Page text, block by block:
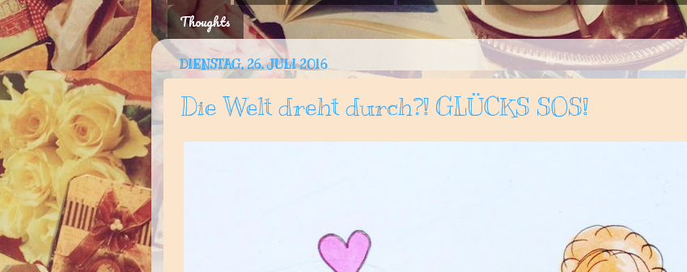
Thoughts
DIENSTAG, 26. JULI 2016
Die Welt dreht durch?! GLÜCKS SOS!